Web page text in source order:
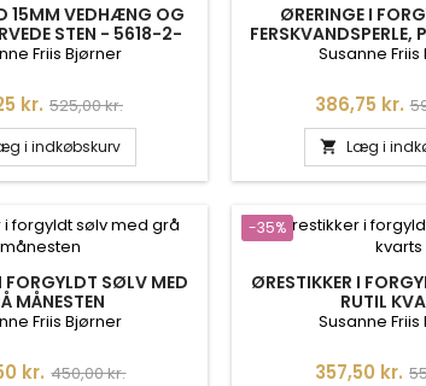
15MM VEDHÆNG OG
STEN - 5618-2-
557
Friis Bjørner
kr. Normalpris
525,00 kr.
i indkøbskurv
ØRERINGE I
FERSKVANDSPERLE,
Susanne Friis
Pris
386,75 kr.
 Læg i
FORGYLDT SØLV MED
MÅNESTEN
Friis Bjørner
kr. Normalpris
450,00 kr.
-35%
ØRESTIKKER I
RUTIL
Susanne Friis
Pris
357,50 kr.